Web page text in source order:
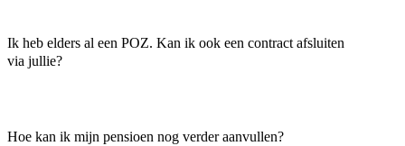
Ik heb elders al een POZ. Kan ik ook een contract afsluiten
via jullie?
Hoe kan ik mijn pensioen nog verder aanvullen?